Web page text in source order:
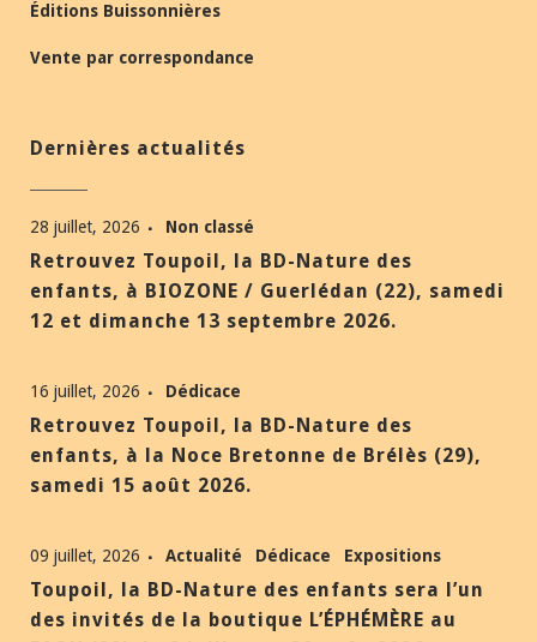
Éditions Buissonnières
Vente par correspondance
Dernières actualités
28 juillet, 2026 Non classé
Retrouvez Toupoil, la BD-Nature des
enfants, à BIOZONE / Guerlédan (22), samedi
12 et dimanche 13 septembre 2026.
16 juillet, 2026 Dédicace
Retrouvez Toupoil, la BD-Nature des
enfants, à la Noce Bretonne de Brélès (29),
samedi 15 août 2026.
09 juillet, 2026 Actualité Dédicace Expositions
Toupoil, la BD-Nature des enfants sera l’un
des invités de la boutique L’ÉPHÉMÈRE au